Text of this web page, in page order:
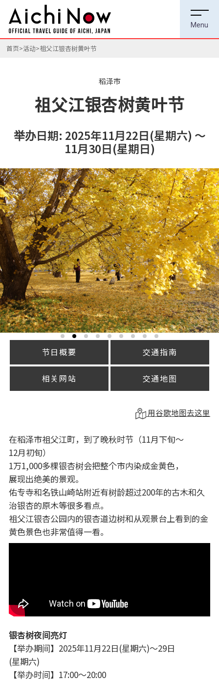
首页 活动 祖父江银杏树黄叶节
稻泽市
祖父江银杏树黄叶节
举办日期: 2025年11月22日(星期六) ～
11月30日(星期日)
节日概要 交通指南
相关网站 交通地图
用谷歌地图去这里
在稻泽市祖父江町，到了晚秋时节（11月下旬～
12月初旬）
1万1,000多棵银杏树会把整个市内染成金黄色，
展现出绝美的景观。
佑专寺和名铁山崎站附近有树龄超过200年的古木和久
治银杏的原木等很多看点。
祖父江银杏公园内的银杏道边树和从观景台上看到的金
黄色景色也非常值得一看。
银杏树夜间亮灯
【举办期间】2025年11月22日(星期六)～29日
(星期六)
【举办时间】17:00～20:00